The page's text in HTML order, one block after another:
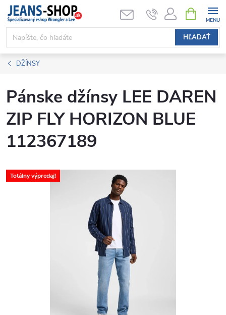
Prejsť
obsah
HĽADAŤ
KOŠÍK
DŽÍNSY
Pánske džínsy LEE DAREN
ZIP FLY HORIZON BLUE
112367189
Totálny výpredaj!